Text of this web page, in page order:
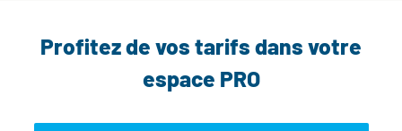
Profitez de vos tarifs dans votre
espace PRO